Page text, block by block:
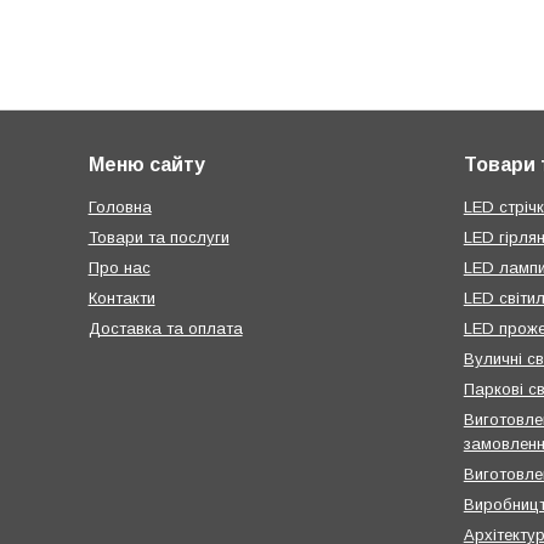
Меню сайту
Головна
Товари та послуги
Про нас
Контакти
Доставка та оплата
Товари
LED
LED
LED лампи
LED
LED
Вуличні
Паркові